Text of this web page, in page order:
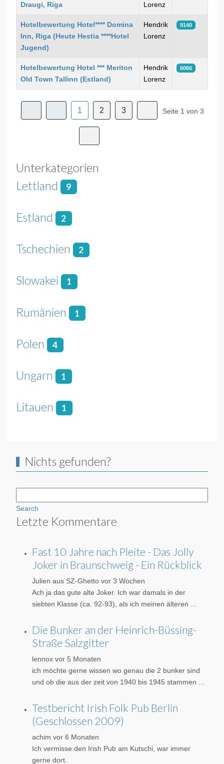
Draugi, Riga
Lorenz
Hotelbewertung Hotel**** Domina
Inn, Riga (Heute Hestia ****Hotel
Jugend)
Hendrik
Lorenz
9140
Hotelbewertung Hotel *** Meriton
Old Town Tallinn (Estland)
Hendrik
Lorenz
6066
Seite 1 von 3
1 2 3
Unterkategorien
Lettland
9
Estland 2
Tschechien 2
Slowakei 1
Rumänien 1
Polen 4
Ungarn 1
Litauen 1
Nichts gefunden?
Search
Letzte Kommentare
Fast 10 Jahre nach Pleite - Das Jolly
Joker in Braunschweig - Ein Rückblick
Julien aus SZ-Ghetto vor 3 Wochen
Ach ja das gute alte Joker. Ich war damals in der
siebten Klasse (ca. 92-93), als ich meinen älteren ...
Die Bunker an der Heinrich-Büssing-
Straße Salzgitter
lennox vor 5 Monaten
ich möchte gerne wissen wo genau die 2 bunker sind
und ob die aus der zeit von 1940 bis 1945 stammen ...
Testbericht Irish Folk Pub Berlin
(Geschlossen 2009)
achim vor 6 Monaten
Ich vermisse den Irish Pub am Kutschi, war immer
gerne dort.